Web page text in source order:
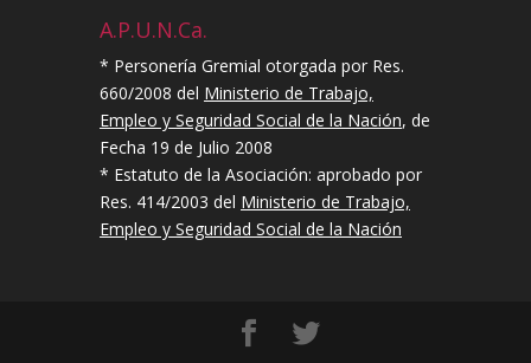
A.P.U.N.Ca.
* Personería Gremial otorgada por Res.
660/2008 del Ministerio de Trabajo,
Empleo y Seguridad Social de la Nación, de
Fecha 19 de Julio 2008
* Estatuto de la Asociación: aprobado por
Res. 414/2003 del Ministerio de Trabajo,
Empleo y Seguridad Social de la Nación